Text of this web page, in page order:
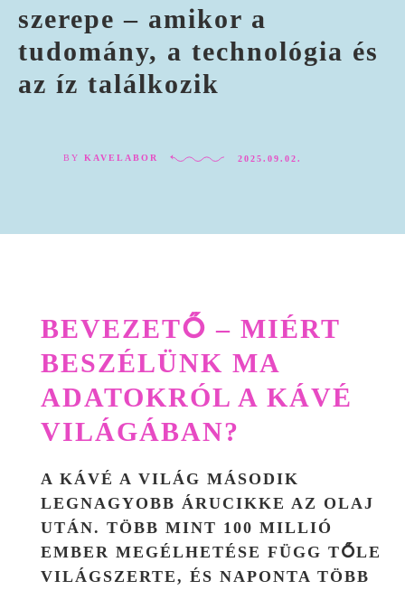
szerepe – amikor a
tudomány, a technológia és
az íz találkozik
BY KAVELABOR 2025.09.02.
BEVEZETŐ – MIÉRT
BESZÉLÜNK MA
ADATOKRÓL A KÁVÉ
VILÁGÁBAN?
A KÁVÉ A VILÁG MÁSODIK
LEGNAGYOBB ÁRUCIKKE AZ OLAJ
UTÁN. TÖBB MINT 100 MILLIÓ
EMBER MEGÉLHETÉSE FÜGG TŐLE
VILÁGSZERTE, ÉS NAPONTA TÖBB